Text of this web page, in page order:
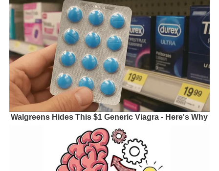
Walgreens Hides This $1 Generic Viagra - Here's Why